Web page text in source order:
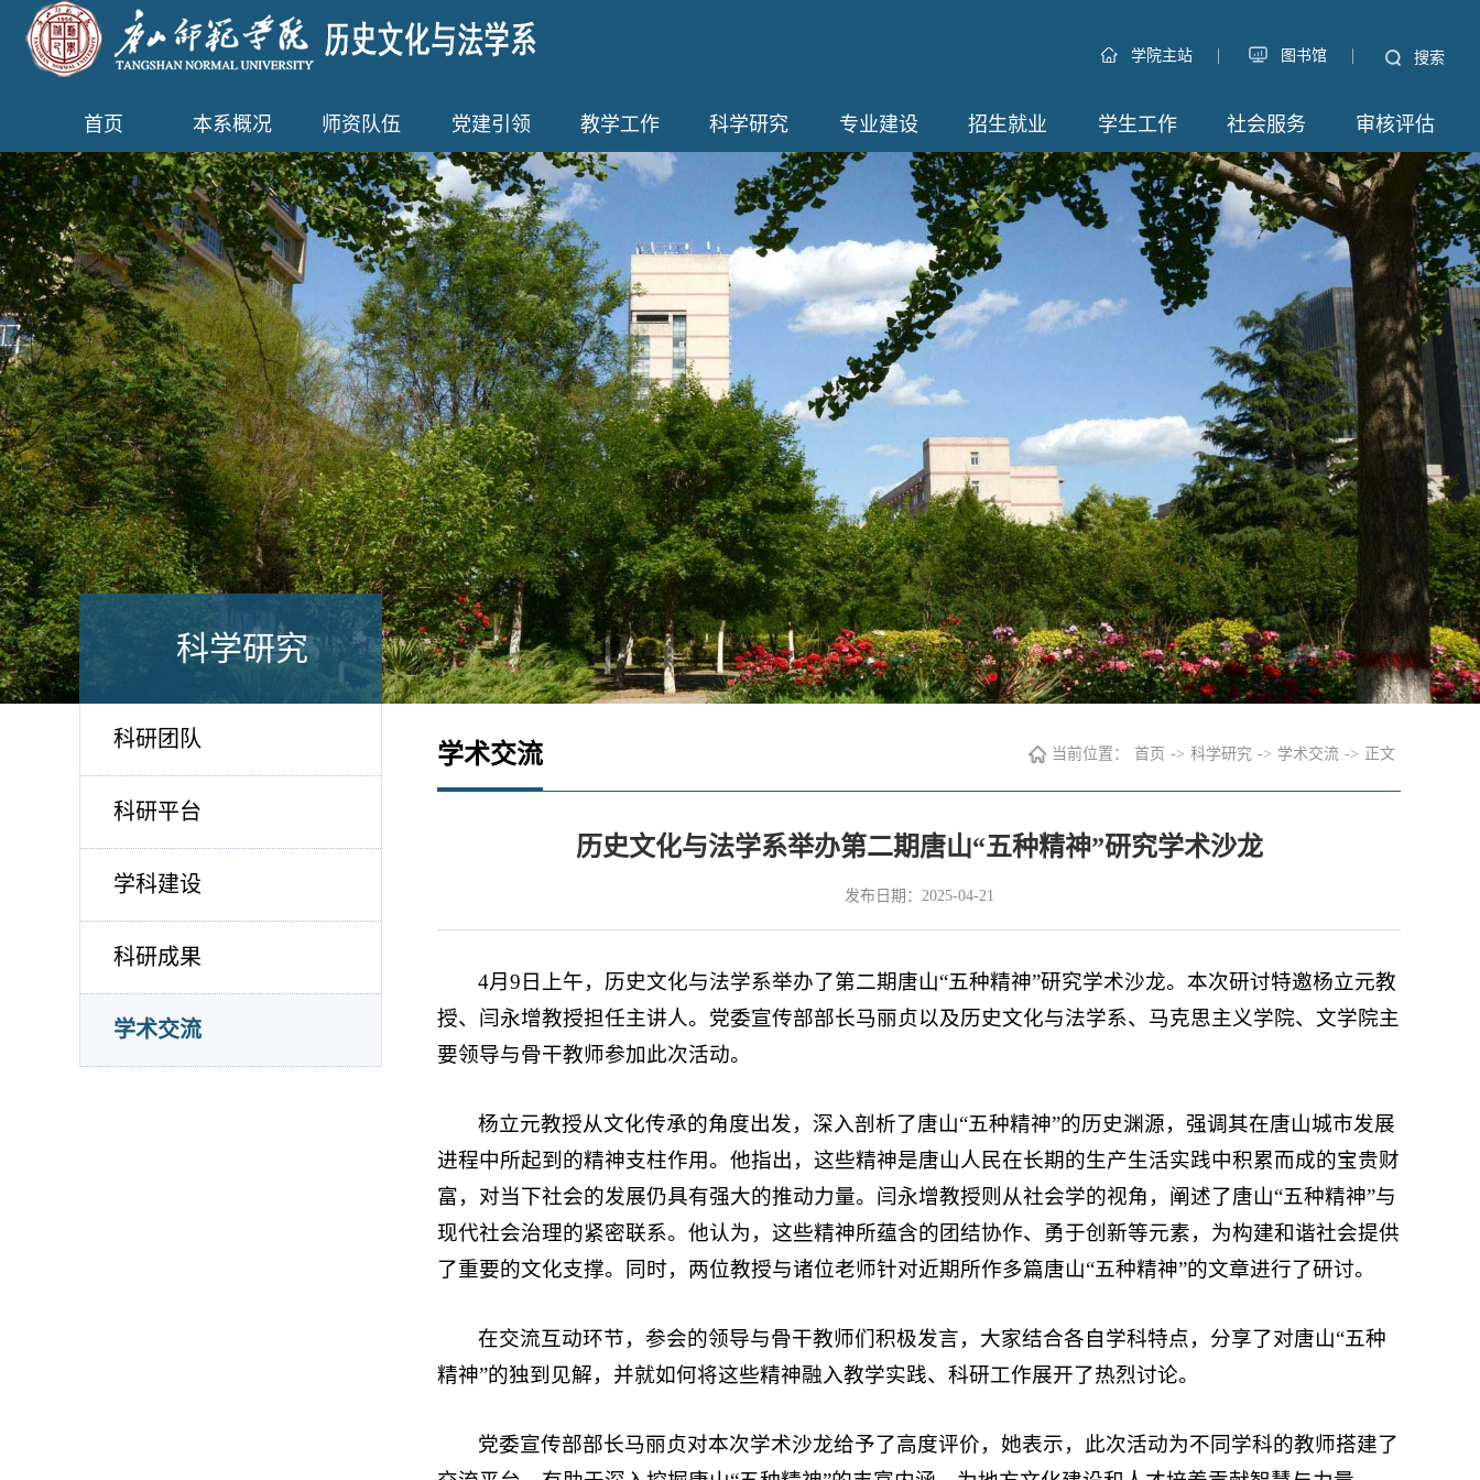
学院主站 | 图书馆 | 搜索
首页 本系概况 师资队伍 党建引领 教学工作 科学研究 专业建设 招生就业 学生工作 社会服务 审核评估
科学研究
科研团队
科研平台
学科建设
科研成果
学术交流
学术交流 当前位置： 首页 -> 科学研究 -> 学术交流 -> 正文
历史文化与法学系举办第二期唐山“五种精神”研究学术沙龙
发布日期：2025-04-21
4月9日上午，历史文化与法学系举办了第二期唐山“五种精神”研究学术沙龙。本次研讨特邀杨立元教
授、闫永增教授担任主讲人。党委宣传部部长马丽贞以及历史文化与法学系、马克思主义学院、文学院主
要领导与骨干教师参加此次活动。
杨立元教授从文化传承的角度出发，深入剖析了唐山“五种精神”的历史渊源，强调其在唐山城市发展
进程中所起到的精神支柱作用。他指出，这些精神是唐山人民在长期的生产生活实践中积累而成的宝贵财
富，对当下社会的发展仍具有强大的推动力量。闫永增教授则从社会学的视角，阐述了唐山“五种精神”与
现代社会治理的紧密联系。他认为，这些精神所蕴含的团结协作、勇于创新等元素，为构建和谐社会提供
了重要的文化支撑。同时，两位教授与诸位老师针对近期所作多篇唐山“五种精神”的文章进行了研讨。
在交流互动环节，参会的领导与骨干教师们积极发言，大家结合各自学科特点，分享了对唐山“五种
精神”的独到见解，并就如何将这些精神融入教学实践、科研工作展开了热烈讨论。
党委宣传部部长马丽贞对本次学术沙龙给予了高度评价，她表示，此次活动为不同学科的教师搭建了